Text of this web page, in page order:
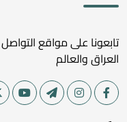
تابعونا على مواقع
العراق والعالم